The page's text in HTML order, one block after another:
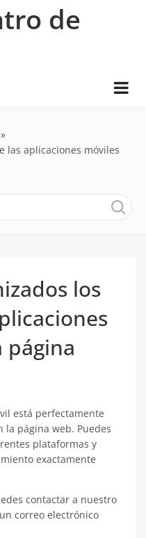
de
las aplicaciones móviles
los
página
está perfectamente
página web. Puedes
plataformas y
exactamente
contactar a nuestro
correo electrónico